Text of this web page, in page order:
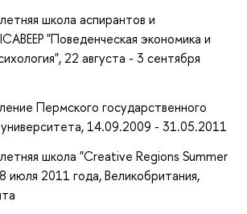
школа аспирантов и
"Поведенческая экономика и
22 августа - 3 сентября
Пермского государственного
университета, 14.09.2009 - 31.05.2011
школа "Creative Regions Summer
июля 2011 года, Великобритания,